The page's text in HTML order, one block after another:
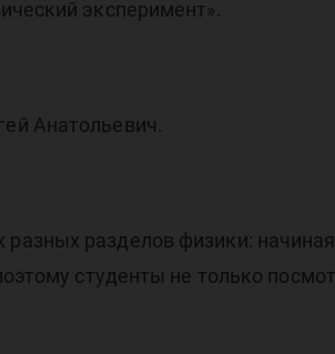
эксперимент».
Анатольевич.
разделов физики:
студенты не только